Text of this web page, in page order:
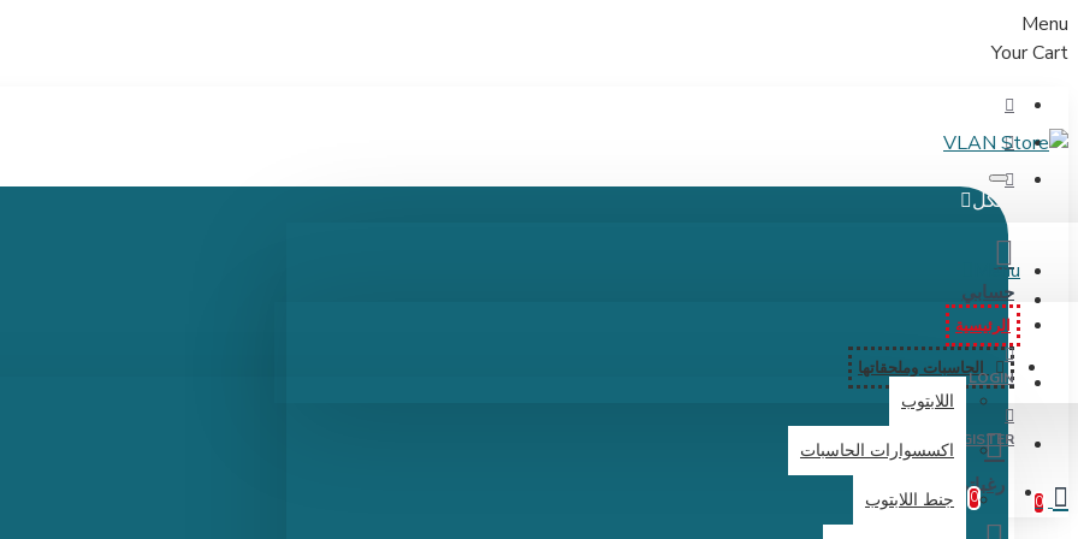
Menu
Your Cart
الكل
حسابي
رغباتي
0
Menu
الرئيسية
الحاسبات وملحقاتها
اللابتوب
اكسسوارات الحاسبات
جنط اللابتوب
LOGIN
REGISTER
0